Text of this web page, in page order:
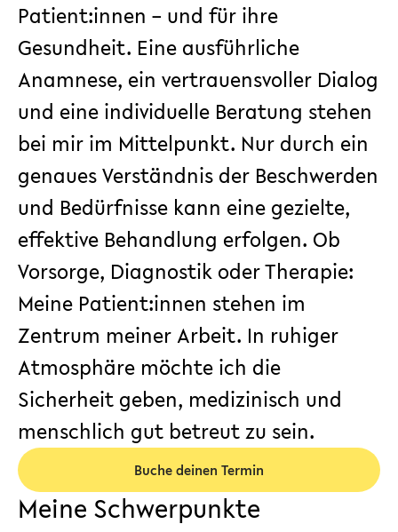
Patient:innen – und für ihre
Gesundheit. Eine ausführliche
Anamnese, ein vertrauensvoller Dialog
und eine individuelle Beratung stehen
bei mir im Mittelpunkt. Nur durch ein
genaues Verständnis der Beschwerden
und Bedürfnisse kann eine gezielte,
effektive Behandlung erfolgen. Ob
Vorsorge, Diagnostik oder Therapie:
Meine Patient:innen stehen im
Zentrum meiner Arbeit. In ruhiger
Atmosphäre möchte ich die
Sicherheit geben, medizinisch und
menschlich gut betreut zu sein.
Buche deinen Termin
Meine Schwerpunkte